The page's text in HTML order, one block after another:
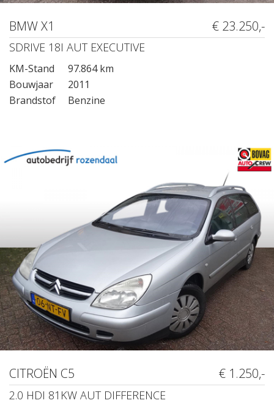
BMW X1 € 23.250,-
SDRIVE 18I AUT EXECUTIVE
KM-Stand
97.864 km
Bouwjaar
2011
Brandstof
Benzine
CITROËN C5 € 1.250,-
2.0 HDI 81KW AUT DIFFERENCE